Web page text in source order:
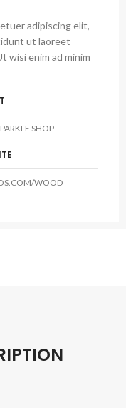
adipiscing elit,
ut laoreet
wisi enim ad minim
SHOP
WOOD